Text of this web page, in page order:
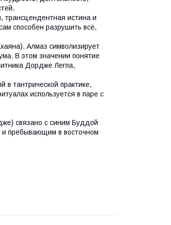
трансцендентная истина и
способен разрушить всё,
Алмаз символизирует
В этом значении понятие
Дордже Легпа,
тантрической практике,
используется в паре с
связано с синим Буддой
и пребывающим в восточном